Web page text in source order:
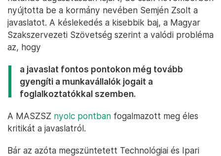
nyújtotta be a kormány nevében Semjén Zsolt a
javaslatot. A késlekedés a kisebbik baj, a Magyar
Szakszervezeti Szövetség szerint a valódi probléma
az, hogy
a javaslat fontos pontokon még tovább
gyengíti a munkavállalók jogait a
foglalkoztatókkal szemben.
A MASZSZ nyolc pontban fogalmazott meg éles
kritikát a javaslatról.
Bár az azóta megszüntetett Technológiai és Ipari